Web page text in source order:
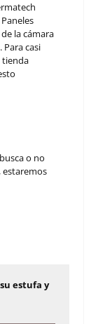
la cámara
casi
tienda
o no
estaremos
estufa y